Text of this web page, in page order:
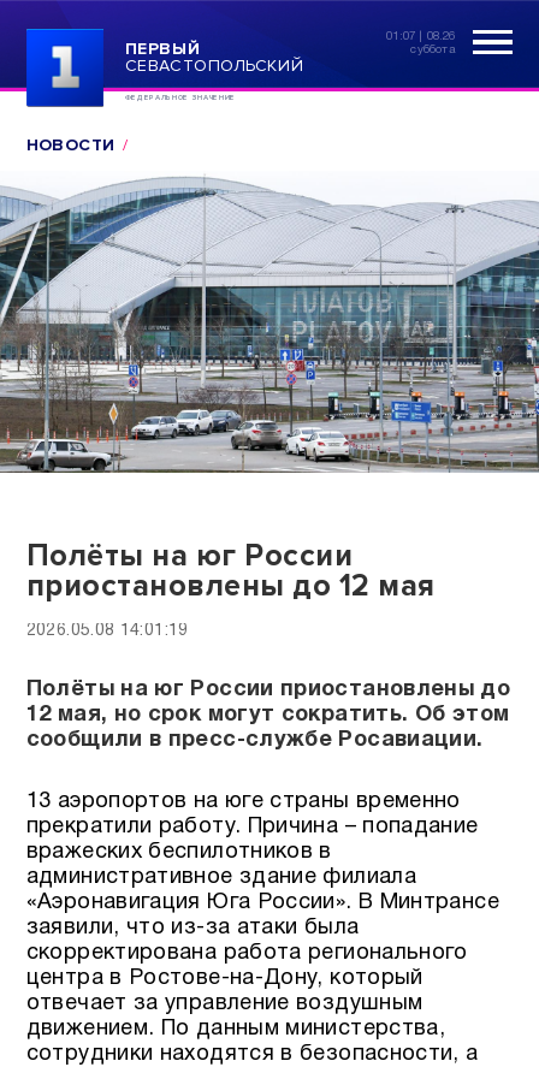
ПЕРВЫЙ
СЕВАСТОПОЛЬСКИЙ
ФЕДЕРАЛЬНОЕ ЗНАЧЕНИЕ
01:07 | 08.26
суббота
НОВОСТИ
Полёты на юг России
приостановлены до 12 мая
2026.05.08 14:01:19
Полёты на юг России приостановлены до
12 мая, но срок могут сократить. Об этом
сообщили в пресс-службе Росавиации.
13 аэропортов на юге страны временно
прекратили работу. Причина – попадание
вражеских беспилотников в
административное здание филиала
«Аэронавигация Юга России». В Минтрансе
заявили, что из-за атаки была
скорректирована работа регионального
центра в Ростове-на-Дону, который
отвечает за управление воздушным
движением. По данным министерства,
сотрудники находятся в безопасности, а